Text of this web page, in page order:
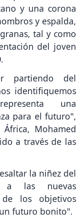
y una corona
y espalda,
tal y como
del joven
partiendo del
identifiquemos
una
para el futuro",
Mohamed
a través de las
la niñez del
a las nuevas
los objetivos
futuro bonito".